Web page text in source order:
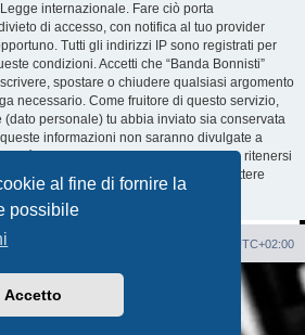
al fine di fornire la
possibile
Accetto
internazionale. Fare ciò porta
di accesso, con notifica al tuo provider
Tutti gli indirizzi IP sono registrati per
condizioni. Accetti che “Banda Bonnisti”
spostare o chiudere qualsiasi argomento
necessario. Come fruitore di questo servizio,
personale) tu abbia inviato sia conservata
informazioni non saranno divulgate a
né “Banda Bonnisti” o phpBB sono da ritenersi
al sistema che possa compromettere
UTC+02:00
Italiana
AIF_COPYRIGHT